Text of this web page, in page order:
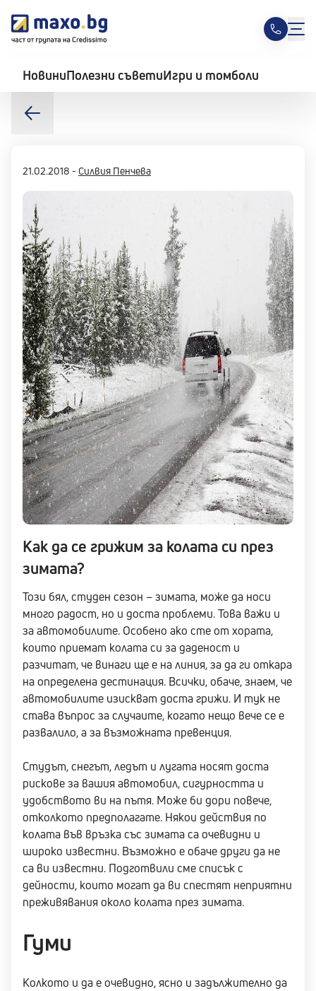
НовиниПолезни съветиИгри и томболи
21.02.2018 - Силвия Пенчева
Как да се грижим за колата си през
зимата?
Този бял, студен сезон – зимата, може да носи
много радост, но и доста проблеми. Това важи и
за автомобилите. Особено ако сте от хората,
които приемат колата си за даденост и
разчитат, че винаги ще е на линия, за да ги откара
на определена дестинация. Всички, обаче, знаем, че
автомобилите изискват доста грижи. И тук не
става въпрос за случаите, когато нещо вече се е
развалило, а за възможната превенция.
Студът, снегът, ледът и лугата носят доста
рискове за вашия автомобил, сигурността и
удобството ви на пътя. Може би дори повече,
отколкото предполагате. Някои действия по
колата във връзка със зимата са очевидни и
широко известни. Възможно е обаче други да не
са ви известни. Подготвили сме списък с
дейности, които могат да ви спестят неприятни
преживявания около колата през зимата.
Гуми
Колкото и да е очевидно, ясно и задължително да